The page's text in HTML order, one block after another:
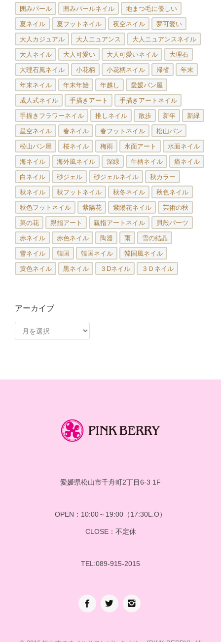
囲みパール 囲みパールネイル 地まつ毛に優しい
夏ネイル 夏フットネイル 夜空ネイル 夢可愛い
大人カジュアル 大人ニュアンス 大人ニュアンスネイル
大人ネイル 大人可愛い 大人可愛いネイル 大理石
大理石風ネイル 小花柄 小花柄ネイル 帰省 年末
年末ネイル 年末年始 年越し 愛媛パン屋
成人式ネイル 手描きアート 手描きアートネイル
手描きフラワーネイル 推しネイル 散歩 新年 新緑
星空ネイル 春ネイル 春フットネイル 松山パン
松山パン屋 桜ネイル 梅雨 水面アート 水面ネイル
海ネイル 海外風ネイル 深緑 牛柄ネイル 痛ネイル
白ネイル 砂ジェル 砂ジェルネイル 秋カラー
秋ネイル 秋フットネイル 秋冬ネイル 秋色ネイル
秋色フットネイル 紫陽花 紫陽花ネイル 芸術の秋
菜の花 親指アート 親指アートネイル 貝殻パーツ
赤ネイル 赤色ネイル 陶器 雨 雪の結晶
雪ネイル 韓国 韓国ネイル 韓国風ネイル
黄色ネイル 黒ネイル ３Dネイル ３Ｄネイル
アーカイブ
ー
愛媛県松山市千舟町2丁目6-3 1F
OPEN：10:00～19:00（17:30L.O）
CLOSE：不定休
TEL:089-915-2015